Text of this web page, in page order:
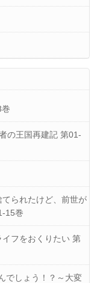
の王国再建記 第01-
られたけど、前世が
15巻
フをおくりたい 第
でしょう！？～大変